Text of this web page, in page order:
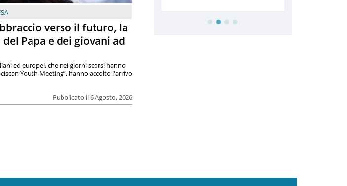
verso il futuro, la
Papa e dei giovani ad
Pubblicato il 6 Agosto, 2026
ed europei, che nei giorni scorsi hanno
Youth Meeting”, hanno accolto l'arrivo